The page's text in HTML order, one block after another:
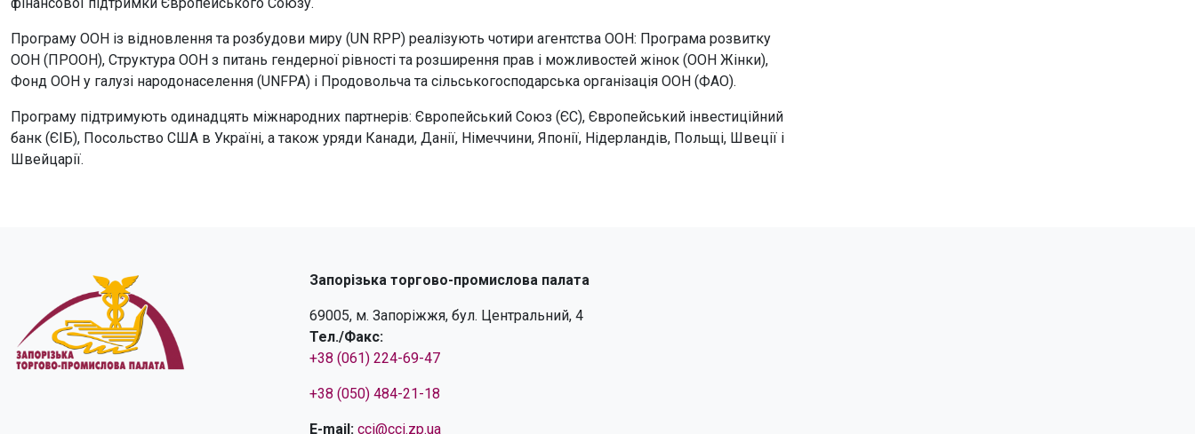
фінансової підтримки Європейського Союзу.
Програму ООН із відновлення та розбудови миру (UN RPP) реалізують чотири агентства ООН: Програма розвитку
ООН (ПРООН), Структура ООН з питань гендерної рівності та розширення прав і можливостей жінок (ООН Жінки),
Фонд ООН у галузі народонаселення (UNFPA) і Продовольча та сільськогосподарська організація ООН (ФАО).
Програму підтримують одинадцять міжнародних партнерів: Європейський Союз (ЄС), Європейський інвестиційний
банк (ЄІБ), Посольство США в Україні, а також уряди Канади, Данії, Німеччини, Японії, Нідерландів, Польщі, Швеції і
Швейцарії.
Запорізька торгово-промислова палата
69005, м. Запоріжжя, бул. Центральний, 4
Тел./Факс:
+38 (061) 224-69-47
+38 (050) 484-21-18
E-mail: cci@cci.zp.ua